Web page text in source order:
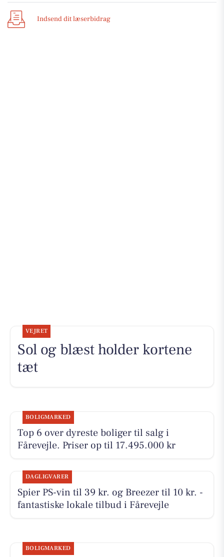
Indsend dit læserbidrag
VEJRET
Sol og blæst holder kortene
tæt
BOLIGMARKED
Top 6 over dyreste boliger til salg i
Fårevejle. Priser op til 17.495.000 kr
DAGLIGVARER
Spier PS-vin til 39 kr. og Breezer til 10 kr. -
fantastiske lokale tilbud i Fårevejle
BOLIGMARKED